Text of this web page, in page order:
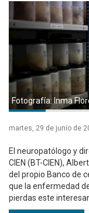
Fotografía: Inma
martes, 29 de junio de
El neuropatólogo y
CIEN (BT-CIEN),
del propio Banco de
que la enfermedad
pierdas este